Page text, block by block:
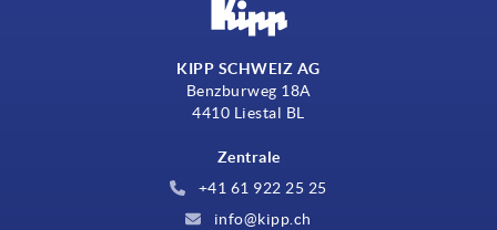
KIPP SCHWEIZ AG
Benzburweg 18A
4410 Liestal BL
Zentrale
+41 61 922 25 25
info@kipp.ch